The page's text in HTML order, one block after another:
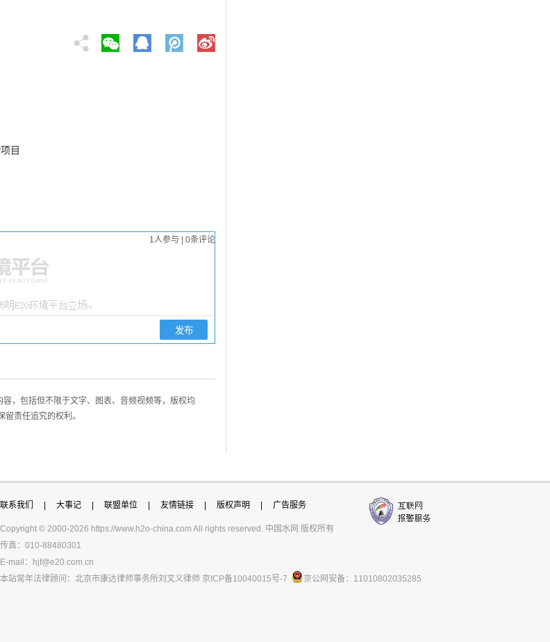
目
1人参与 0条评论
，包括但不限于文字、图表、音频视频等，版权均
责任追究的权利。
联系我们 大事记 联盟单位 友情链接 版权声明 广告服务
Copyright © 2000-2026 https://www.h2o-china.com All rights reserved. 中国水网 版权所有
传真：010-88480301
E-mail：
hjf@e20.com.cn
本站常年法律顾问：北京市康达律师事务所刘文义律师 京ICP备10040015号-7 京公网安备：11010802035285